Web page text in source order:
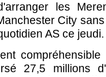
les
City
AS ce jeudi.
27,5 millions